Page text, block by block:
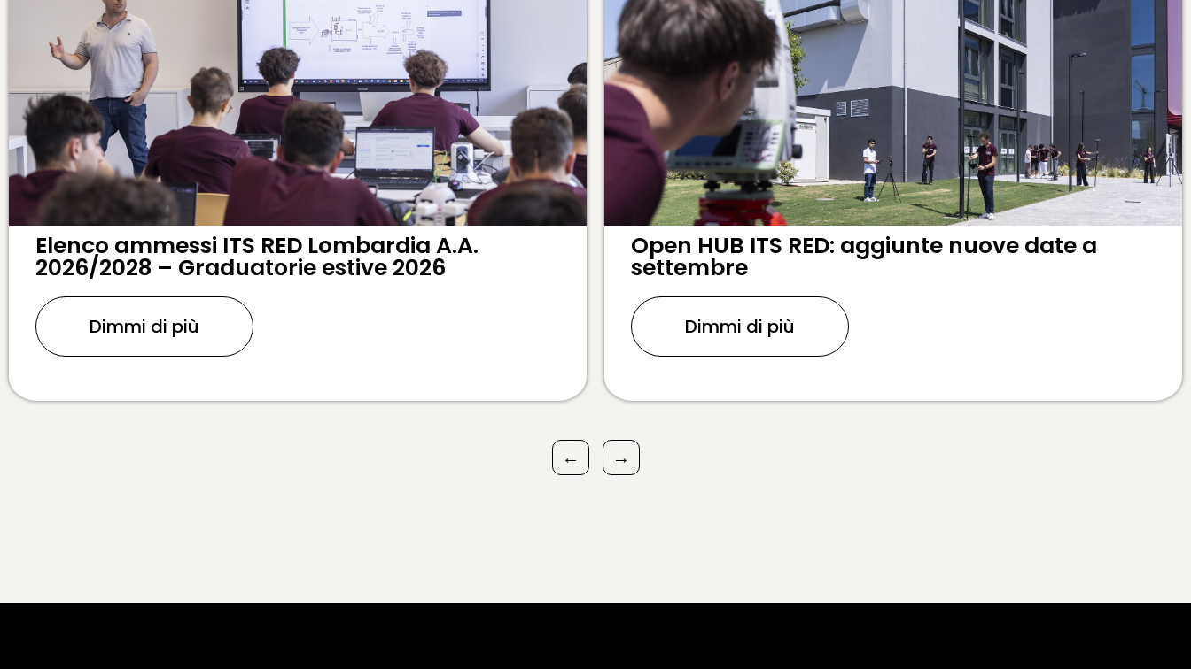
Elenco ammessi ITS RED Lombardia A.A.
2026/2028 – Graduatorie estive 2026
Dimmi di più
Open HUB ITS RED: aggiunte nuove date a
settembre
Dimmi di più
← →